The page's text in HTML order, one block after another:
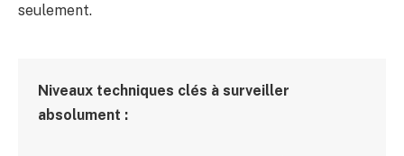
seulement.
Niveaux techniques clés à surveiller
absolument :